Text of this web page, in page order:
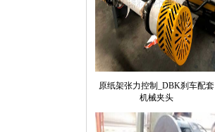
原纸架张力控制_DBK刹车配套
机械夹头